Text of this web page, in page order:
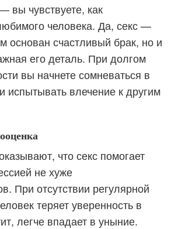
вы чувствуете, как
человека. Да, секс —
основан счастливый брак, но и
его деталь. При долгом
вы начнете сомневаться в
испытывать влечение к другим
что секс помогает
не хуже
При отсутствии регулярной
теряет уверенность в
легче впадает в уныние.